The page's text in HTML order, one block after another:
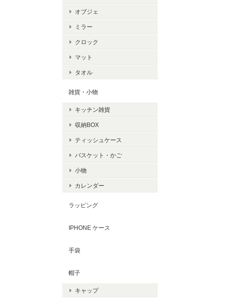
オブジェ
ミラー
クロック
マット
タオル
雑貨・小物
キッチン雑貨
収納BOX
ティッシュケース
バスケット・かご
小物
カレンダー
ラッピング
IPHONE ケース
手袋
帽子
キャップ